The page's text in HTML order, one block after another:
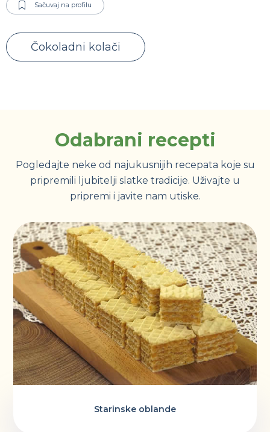
Sačuvaj na profilu
Čokoladni kolači
Odabrani recepti
Pogledajte neke od najukusnijih recepata koje su
pripremili ljubitelji slatke tradicije. Uživajte u
pripremi i javite nam utiske.
Starinske oblande